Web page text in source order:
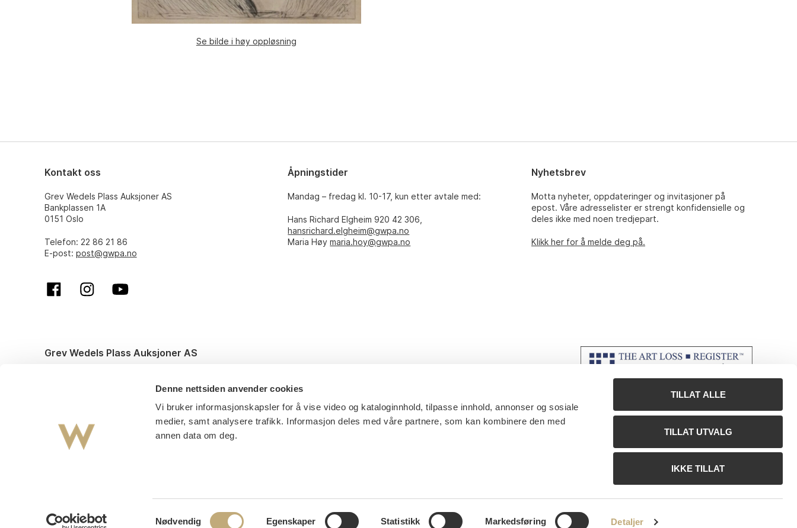
Denne nettsiden anvender cookies
Vi bruker informasjonskapsler for å vise video og kataloginnhold, tilpasse innhold, annonser og sosiale
medier, samt analysere trafikk. Informasjon deles med våre partnere, som kan kombinere den med
annen data om deg.
Samtykkevalg
Nødvendig Egenskaper Statistikk Markedsføring Detaljer
TILLAT ALLE
TILLAT UTVALG
IKKE TILLAT
Se bilde i høy oppløsning
Kontakt oss
Grev Wedels Plass Auksjoner AS
Bankplassen 1A
0151 Oslo
Telefon: 22 86 21 86
E-post: post@gwpa.no
Åpningstider
Mandag – fredag kl. 10-17, kun etter avtale med:
Hans Richard Elgheim 920 42 306,
hansrichard.elgheim@gwpa.no
Maria Høymaria.hoy@gwpa.no
Nyhetsbrev
Motta nyheter, oppdateringer og invitasjoner på
epost. Våre adresselister er strengt konfidensielle og
deles ikke med noen tredjepart.
Klikk her for å melde deg på.
Grev Wedels Plass Auksjoner AS